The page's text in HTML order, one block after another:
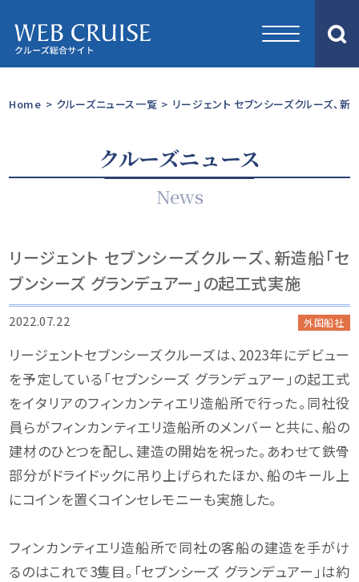
Home > クルーズニュース一覧 > リージェント セブンシーズクルーズ、
クルーズニュース
News
リージェント セブンシーズクルーズ、新造船「セ
ブンシーズ グランデュアー」の起工式実施
2022.07.22 外国船社
リージェントセブンシーズクルーズは、2023年にデビュー
を予定している「セブンシーズ グランデュアー」の起工式
をイタリアのフィンカンティエリ造船所で行った。同社役
員らがフィンカンティエリ造船所のメンバーと共に、船の
建材のひとつを配し、建造の開始を祝った。あわせて鉄骨
部分がドライドックに吊り上げられたほか、船のキール上
にコインを置くコインセレモニーも実施した。
フィンカンティエリ造船所で同社の客船の建造を手がけ
るのはこれで3隻目。「セブンシーズ グランデュアー」は約